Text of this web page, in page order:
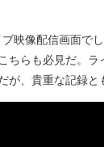
映像配信画面で
ちらも必見だ。ラ
が、貴重な記録と